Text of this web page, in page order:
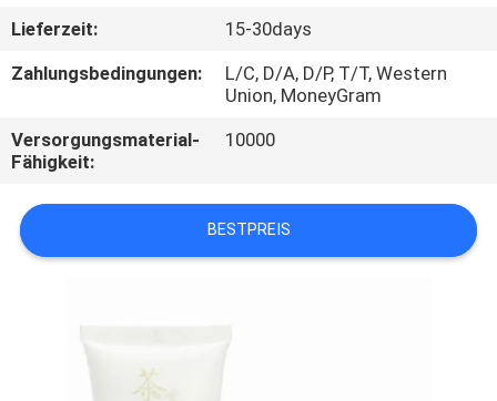
UNS
IN
VERBINDUNG
FORDERN
SIE
EIN
SITEMAP
Lieferzeit:
15-30days
Zahlungsbedingungen:
L/C, D/A, D/P, T/T, Western
Union, MoneyGram
Versorgungsmaterial-
Fähigkeit:
10000
BESTPREIS